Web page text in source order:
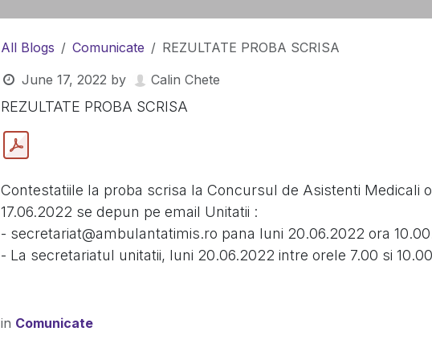
All Blogs Comunicate
REZULTATE PROBA SCRISA
June 17, 2022 by Calin Chete
REZULTATE PROBA SCRISA
Contestatiile la proba scrisa la Concursul de Asistenti Medicali
17.06.2022 se depun pe email Unitatii :
- secretariat@ambulantatimis.ro pana luni 20.06.2022 ora
- La secretariatul unitatii, luni 20.06.2022 intre orele 7.00 si
in Comunicate